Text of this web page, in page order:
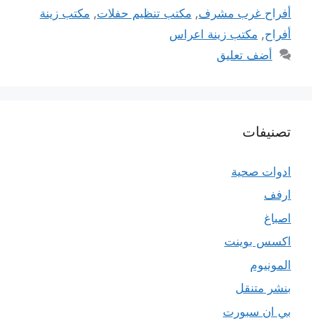
أفراح غرب مشرف, مكتب تنظيم حفلات, مكتب زينة
أفراح, مكتب زينة اعراس
أضف تعليق
تصنيفات
ادوات صحية
ارفف
اصباغ
اكسس بوينت
المونيوم
بنشر متنقل
بي ان سبورت